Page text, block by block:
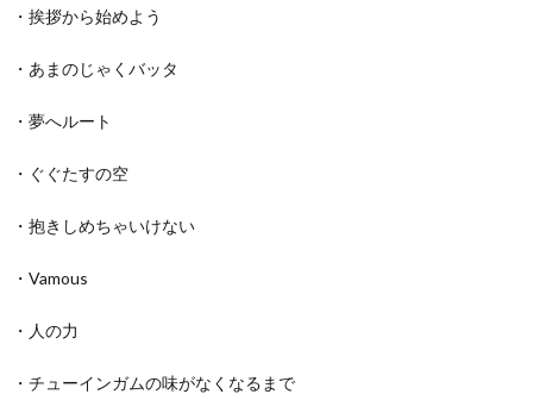
・挨拶から始めよう
・あまのじゃくバッタ
・夢へルート
・ぐぐたすの空
・抱きしめちゃいけない
・Vamous
・人の力
・チューインガムの味がなくなるまで